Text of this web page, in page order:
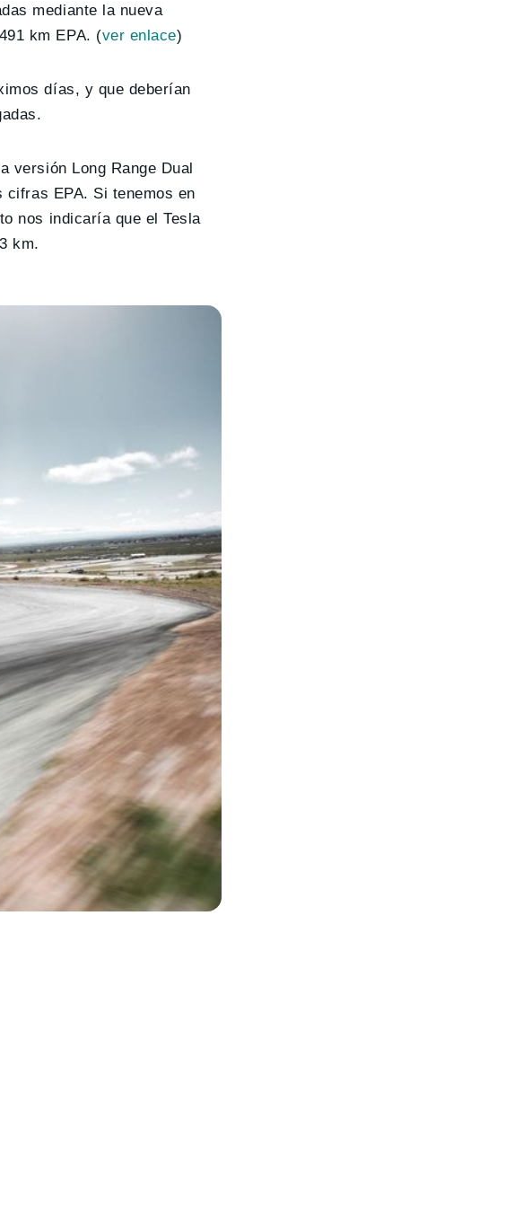
mediante la nueva
km EPA. (ver enlace)
días, y que deberían
versión Long Range Dual
cifras EPA. Si tenemos en
nos indicaría que el Tesla
km.